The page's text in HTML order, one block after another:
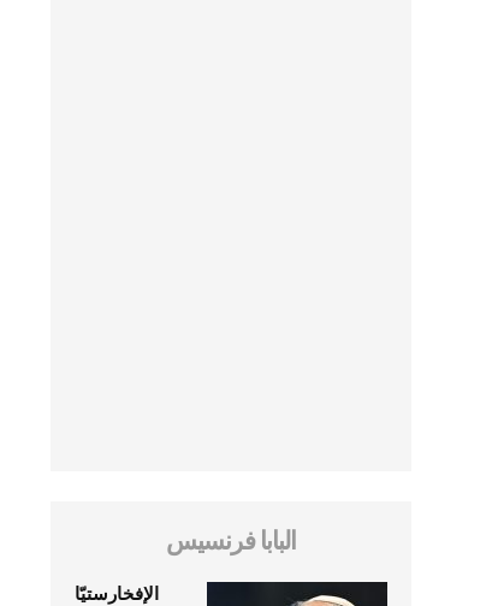
البابا فرنسيس
الإفخارستيّا